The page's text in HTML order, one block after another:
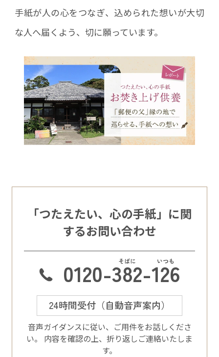
手紙が人の心をつなぎ、込められた想いが大切
な人へ届くよう、切に願っています。
「つたえたい、心の手紙」に関
するお問い合わせ
0120-382-126
24時間受付（自動音声案内）
⾳声ガイダンスに従い、ご⽤件をお話しくださ
い。
内容を確認の上、折り返しご連絡いたしま
す。